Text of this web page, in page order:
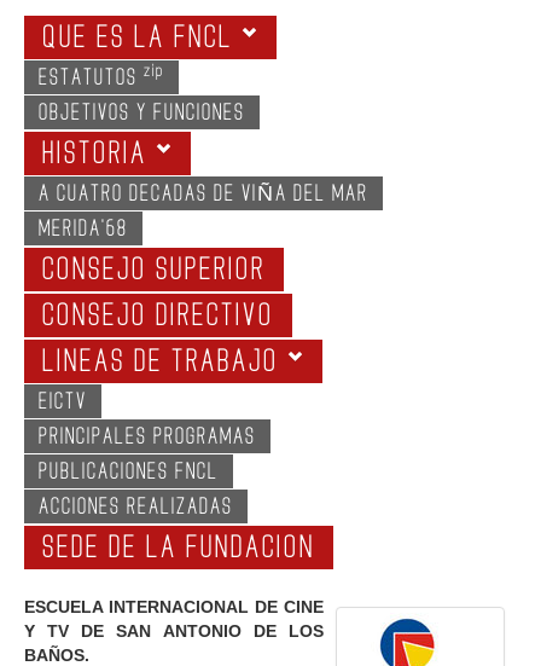
GALERIA
QUE ES LA FNCL
ESTATUTOS zip
OBJETIVOS Y FUNCIONES
HISTORIA
A CUATRO DECADAS DE VIÑA DEL MAR
MERIDA'68
CONSEJO SUPERIOR
CONSEJO DIRECTIVO
LINEAS DE TRABAJO
EICTV
PRINCIPALES PROGRAMAS
PUBLICACIONES FNCL
ACCIONES REALIZADAS
SEDE DE LA FUNDACION
ESCUELA INTERNACIONAL DE CINE
Y TV DE SAN ANTONIO DE LOS
BAÑOS.